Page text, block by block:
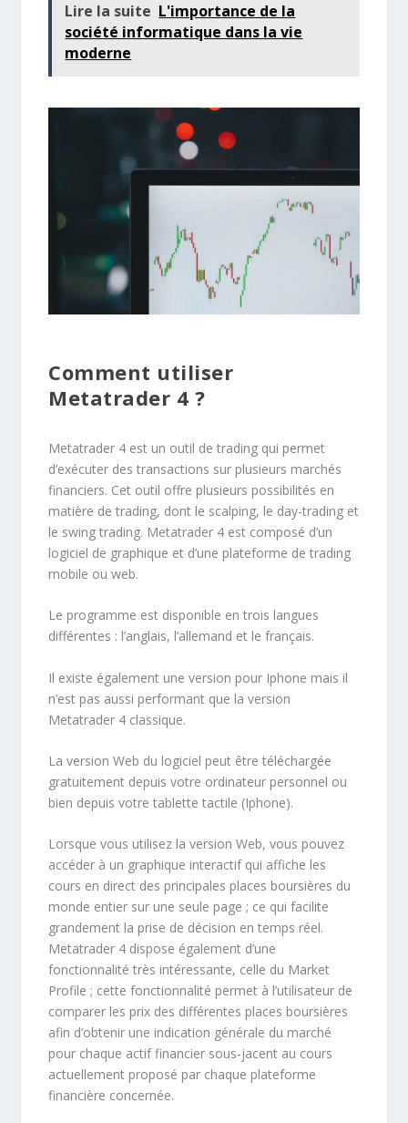
Lire la suite L'importance de la
société informatique dans la vie
moderne
Comment utiliser
Metatrader 4 ?
Metatrader 4 est un outil de trading qui permet
d’exécuter des transactions sur plusieurs marchés
financiers. Cet outil offre plusieurs possibilités en
matière de trading, dont le scalping, le day-trading et
le swing trading. Metatrader 4 est composé d’un
logiciel de graphique et d’une plateforme de trading
mobile ou web.
Le programme est disponible en trois langues
différentes : l’anglais, l’allemand et le français.
Il existe également une version pour Iphone mais il
n’est pas aussi performant que la version
Metatrader 4 classique.
La version Web du logiciel peut être téléchargée
gratuitement depuis votre ordinateur personnel ou
bien depuis votre tablette tactile (Iphone).
Lorsque vous utilisez la version Web, vous pouvez
accéder à un graphique interactif qui affiche les
cours en direct des principales places boursières du
monde entier sur une seule page ; ce qui facilite
grandement la prise de décision en temps réel.
Metatrader 4 dispose également d’une
fonctionnalité très intéressante, celle du Market
Profile ; cette fonctionnalité permet à l’utilisateur de
comparer les prix des différentes places boursières
afin d’obtenir une indication générale du marché
pour chaque actif financier sous-jacent au cours
actuellement proposé par chaque plateforme
financière concernée.